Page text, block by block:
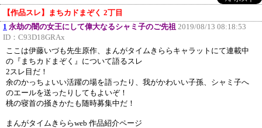
【作品スレ】まちカドまぞく 2丁目
1 永劫の闇の女王にして偉大なるシャミ子のご先祖 2019/08/13 08:18:53
ID： C93D18GRAx
ここは伊藤いづも先生原作、まんがタイムきららキャラットにて連載中
の『まちカドまぞく』について語るスレ
2スレ目だ！
余のかっちょいい活躍の場を語ったり、我がかわいい子孫、シャミ子へ
のエールを送ったりしてもよいぞ！
桃の寝首の掻きかたも随時募集中だ！
まんがタイムきららweb 作品紹介ページ